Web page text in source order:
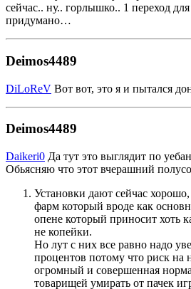
сейчас.. ну.. горлышко.. 1 переход
придумано…
Deimos4489
DiLoReV Вот вот, это я и пытался
Deimos4489
Daikeri0 Да тут это выглядит по
Обьясняю что этот вчерашний
Установки дают сейчас
фарм который вроде как
опене который приносит хоть
не копейки.
Но лут с них все равно надо
процентов потому что риск на
огромный и совершенная
товарищей умирать от пачек